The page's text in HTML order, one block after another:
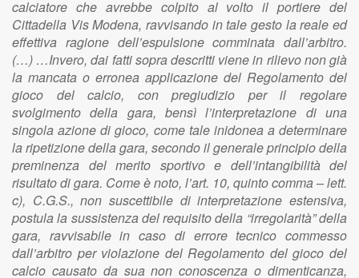
calciatore che avrebbe colpito al volto il portiere del
Cittadella Vis Modena, ravvisando in tale gesto la reale ed
effettiva ragione dell’espulsione comminata dall’arbitro.
(…) …Invero, dai fatti sopra descritti viene in rilievo non già
la mancata o erronea applicazione del Regolamento del
gioco del calcio, con pregiudizio per il regolare
svolgimento della gara, bensì l’interpretazione di una
singola azione di gioco, come tale inidonea a determinare
la ripetizione della gara, secondo il generale principio della
preminenza del merito sportivo e dell’intangibilità del
risultato di gara. Come è noto, l’art. 10, quinto comma – lett.
c), C.G.S., non suscettibile di interpretazione estensiva,
postula la sussistenza del requisito della “irregolarità” della
gara, ravvisabile in caso di errore tecnico commesso
dall’arbitro per violazione del Regolamento del gioco del
calcio causato da sua non conoscenza o dimenticanza,